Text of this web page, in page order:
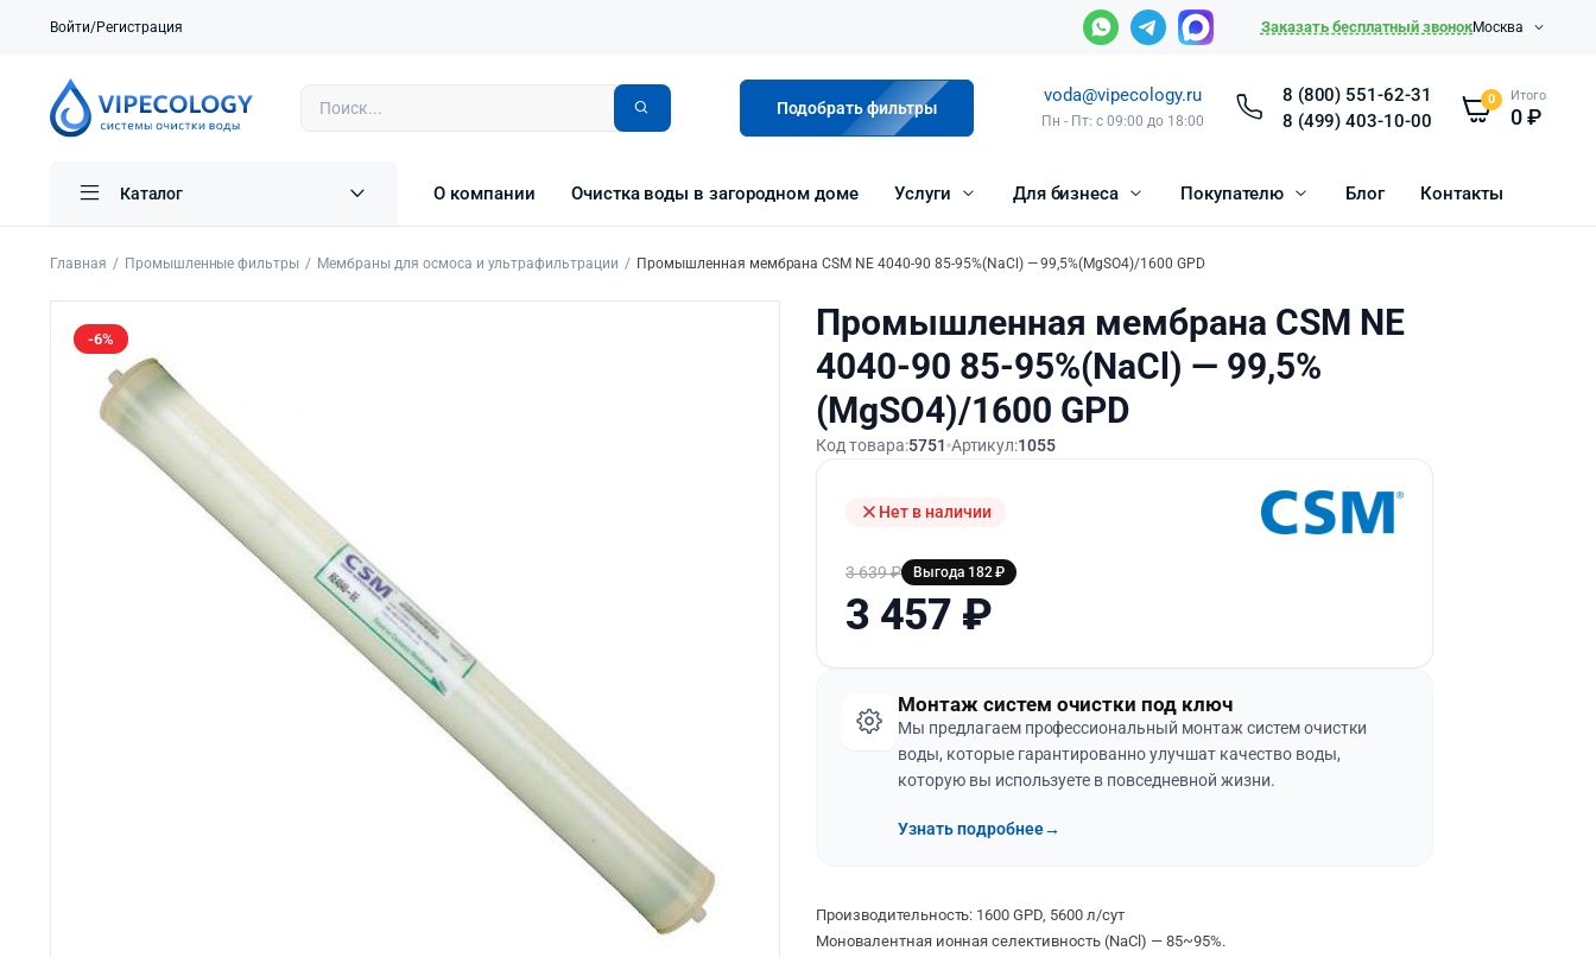
Войти/Регистрация Заказать бесплатный звонокМосква
Подобрать фильтры
voda@vipecology.ru
Пн - Пт: с 09:00 до 18:00
8 (800) 551-62-31
8 (499) 403-10-00
0 Итого
0₽
Каталог О компании Очистка воды в загородном доме Услуги Для бизнеса Покупателю Блог Контакты
Главная Промышленные фильтры Мембраны для осмоса и ультрафильтрации Промышленная мембрана CSM NE 4040-90 85-95%(NaCl) — 99,5%(MgSO4)/1600 GPD
-6%
Промышленная мембрана CSM NE
4040-90 85-95%(NaCl) — 99,5%
(MgSO4)/1600 GPD
Код товара:5751 Артикул:1055
Нет в наличии
3 639₽ Выгода 182 ₽
3 457 ₽
Монтаж систем очистки под ключ
Мы предлагаем профессиональный монтаж систем очистки
воды, которые гарантированно улучшат качество воды,
которую вы используете в повседневной жизни.
Узнать подробнее→
Производительность: 1600 GPD, 5600 л/сут
Моновалентная ионная селективность (NaCl) — 85~95%.